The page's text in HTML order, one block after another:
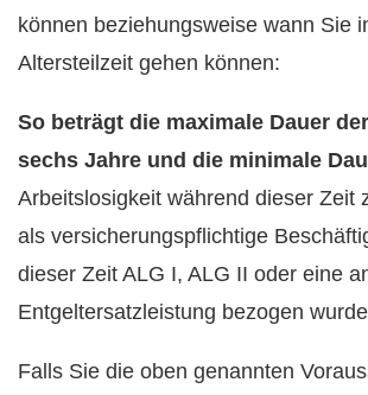
können beziehungsweise wann Sie
Altersteilzeit gehen können:
So beträgt die maximale Dauer
sechs Jahre und die minimale
Arbeitslosigkeit während dieser Zeit
als versicherungspflichtige
dieser Zeit ALG I, ALG II oder eine
Entgeltersatzleistung bezogen
Falls Sie die oben genannten